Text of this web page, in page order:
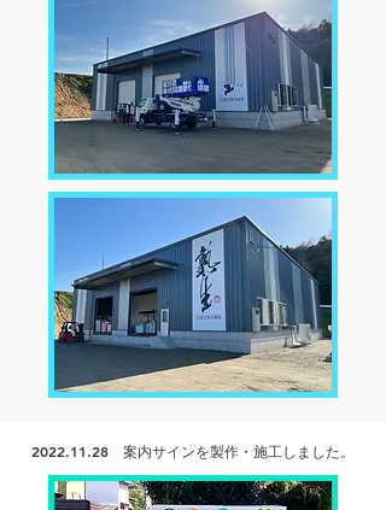
2022.11.28 案内サインを製作・施工しました。